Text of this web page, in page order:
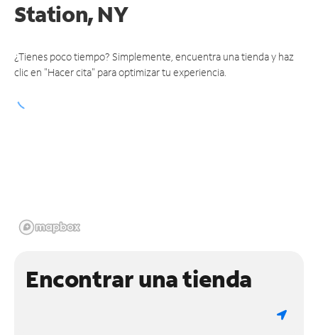
Station, NY
¿Tienes poco tiempo? Simplemente, encuentra una tienda y haz
clic en "Hacer cita" para optimizar tu experiencia.
Encontrar una tienda